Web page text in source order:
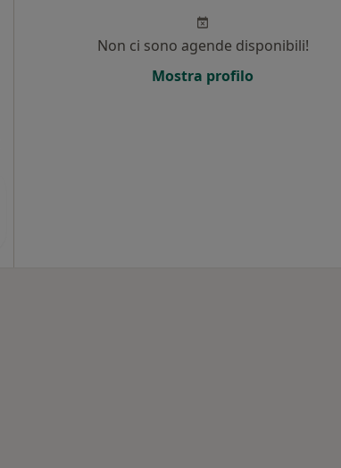
Non ci sono agende disponibili!
Mostra profilo